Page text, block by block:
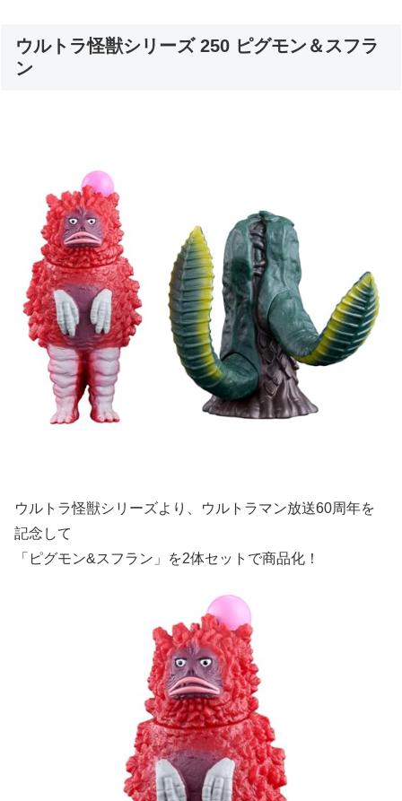
ウルトラ怪獣シリーズ 250 ピグモン＆スフラ
ン
ウルトラ怪獣シリーズより、ウルトラマン放送60周年を
記念して
「ピグモン&スフラン」を2体セットで商品化！